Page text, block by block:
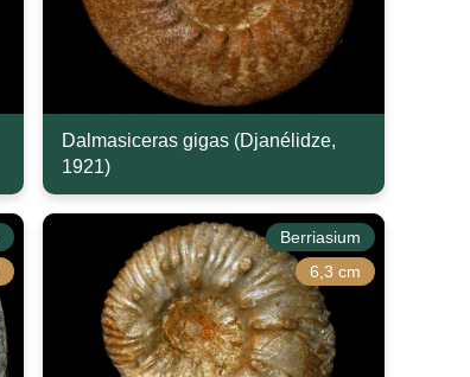
Dalmasiceras gigas (Djanélidze,
1921)
Berriasium
6,3 cm